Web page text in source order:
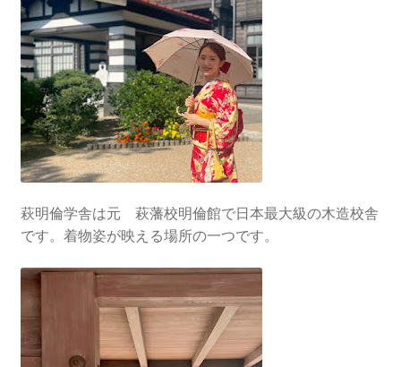
萩明倫学舎は元 萩藩校明倫館で日本最大級の木造校舎
です。着物姿が映える場所の一つです。